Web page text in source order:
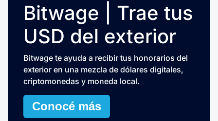
Bitwage | Trae tus
USD del exterior
Bitwage te ayuda a recibir tus honorarios del
exterior en una mezcla de dólares digitales,
criptomonedas y moneda local.
Conocé más